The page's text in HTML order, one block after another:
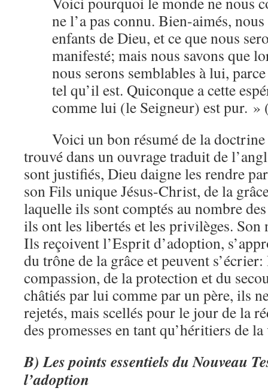
ne l’a pas connu. Bien-aimés,
enfants de Dieu, et ce que nous
manifesté; mais nous savons que
nous serons semblables à lui,
tel qu’il est. Quiconque a cette
comme lui (le Seigneur) est pur. »
Voici un bon résumé de la
trouvé dans un ouvrage traduit de
sont justifiés, Dieu daigne les rendre
son Fils unique Jésus-Christ, de la
laquelle ils sont comptés au nombre
ils ont les libertés et les privilèges. Son
Ils reçoivent l’Esprit d’adoption,
du trône de la grâce et peuvent
compassion, de la protection et du
châtiés par lui comme par un père, ils
rejetés, mais scellés pour le jour de la
des promesses en tant qu’héritiers de
B) Les points essentiels du Nouveau
l’adoption